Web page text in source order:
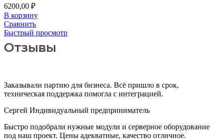
6200,00 ₽
В корзину
Сравнить
Быстрый просмотр
Отзывы
Заказывали партию для бизнеса. Всё пришло в срок,
техническая поддержка помогла с интеграцией.
Сергей Индивидуальный предприниматель
Быстро подобрали нужные модули и серверное оборудование
под наш проект. Цены адекватные, качество отличное.